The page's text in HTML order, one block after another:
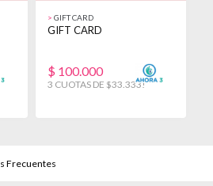
> GIFT CARD
GIFT CARD
$ 100.000
3 CUOTAS DE $33.333!
Frecuentes